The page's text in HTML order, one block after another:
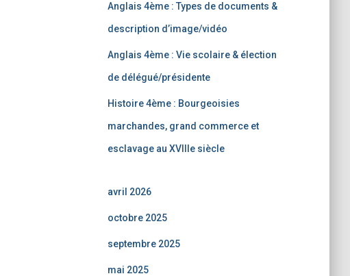
Anglais 4ème : Types de documents &
description d’image/vidéo
Anglais 4ème : Vie scolaire & élection
de délégué/présidente
Histoire 4ème : Bourgeoisies
marchandes, grand commerce et
esclavage au XVIIIe siècle
avril 2026
octobre 2025
septembre 2025
mai 2025